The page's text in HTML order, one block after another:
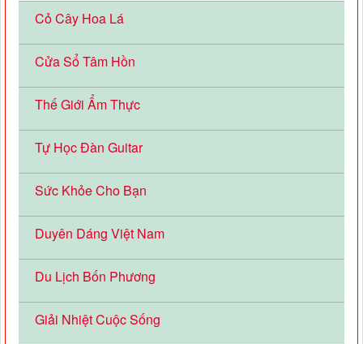
Cỏ Cây Hoa Lá
Cửa Sổ Tâm Hồn
Thế Giới Ẩm Thực
Tự Học Đàn Guitar
Sức Khỏe Cho Bạn
Duyên Dáng Việt Nam
Du Lịch Bốn Phương
Giải Nhiệt Cuộc Sống